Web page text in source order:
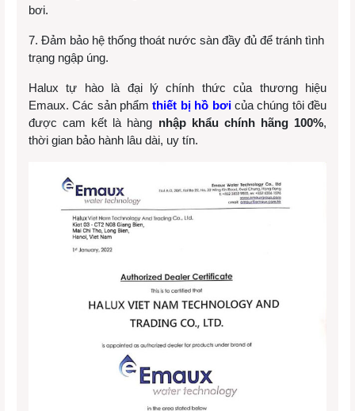
bơi.
7. Đảm bảo hệ thống thoát nước sàn đầy đủ để tránh tình
trạng ngập úng.
Halux tự hào là đại lý chính thức của thương hiệu
Emaux. Các sản phẩmthiết bị hồ bơicủa chúng tôi đều
được cam kết là hàng nhập khẩu chính hãng 100%,
thời gian bảo hành lâu dài, uy tín.